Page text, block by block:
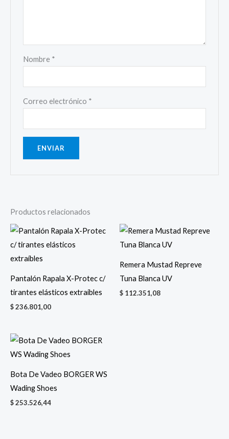
Nombre *
Correo electrónico *
Productos relacionados
Pantalón Rapala X-Protec c/
tirantes elásticos extraíbles
$236.801,00
Remera Mustad Repreve
Tuna Blanca UV
$ 112.351,08
Bota De Vadeo BORGER WS
Wading Shoes
$253.526,44